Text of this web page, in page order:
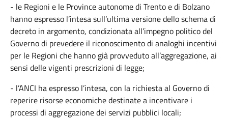
- le Regioni e le Province autonome di Trento e di Bolzano
hanno espresso l’intesa sull’ultima versione dello schema di
decreto in argomento, condizionata all’impegno politico del
Governo di prevedere il riconoscimento di analoghi incentivi
per le Regioni che hanno già provveduto all’aggregazione, ai
sensi delle vigenti prescrizioni di legge;
- l’ANCI ha espresso l’intesa, con la richiesta al Governo di
reperire risorse economiche destinate a incentivare i
processi di aggregazione dei servizi pubblici locali;